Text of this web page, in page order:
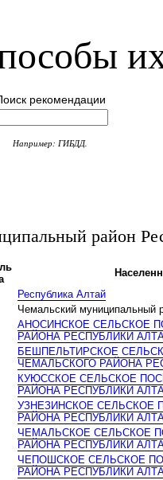
рекомендации
Например: ГИБДД.
район
Республика Алтай
Чемальский муниципальный
АНОСИНСКОЕ СЕЛЬСКОЕ
РАЙОНА РЕСПУБЛИКИ
БЕШПЕЛЬТИРСКОЕ
ЧЕМАЛЬСКОГО РАЙОНА
КУЮССКОЕ СЕЛЬСКОЕ
РАЙОНА РЕСПУБЛИКИ
УЗНЕЗИНСКОЕ СЕЛЬСКОЕ
РАЙОНА РЕСПУБЛИКИ
ЧЕМАЛЬСКОЕ СЕЛЬСКОЕ
РАЙОНА РЕСПУБЛИКИ
ЧЕПОШСКОЕ СЕЛЬСКОЕ
РАЙОНА РЕСПУБЛИКИ